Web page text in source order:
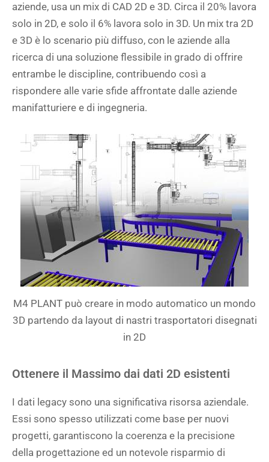
aziende, usa un mix di CAD 2D e 3D. Circa il 20% lavora
solo in 2D, e solo il 6% lavora solo in 3D. Un mix tra 2D
e 3D è lo scenario più diffuso, con le aziende alla
ricerca di una soluzione flessibile in grado di offrire
entrambe le discipline, contribuendo così a
rispondere alle varie sfide affrontate dalle aziende
manifatturiere e di ingegneria.
M4 PLANT può creare in modo automatico un mondo
3D partendo da layout di nastri trasportatori disegnati
in 2D
Ottenere il Massimo dai dati 2D esistenti
I dati legacy sono una significativa risorsa aziendale.
Essi sono spesso utilizzati come base per nuovi
progetti, garantiscono la coerenza e la precisione
della progettazione ed un notevole risparmio di